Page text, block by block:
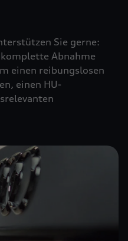
Sie gerne:
Abnahme
einen reibungslosen
einen HU-